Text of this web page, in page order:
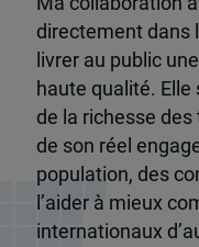
directement dans
livrer au public
haute qualité. Elle
de la richesse
de son réel
population, des
l’aider à mieux
internationaux